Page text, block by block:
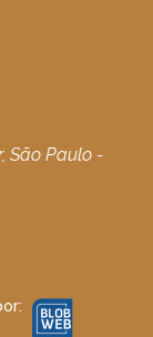
São Paulo -